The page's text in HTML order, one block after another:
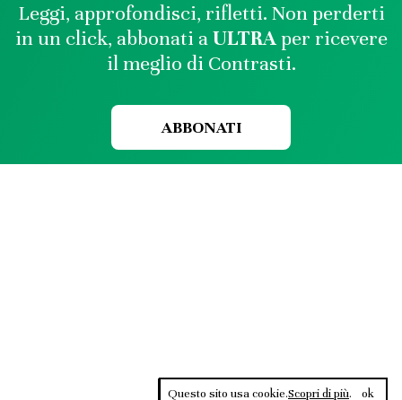
Leggi, approfondisci, rifletti. Non perderti
in un click, abbonati aULTRAper ricevere
il meglio di Contrasti.
ABBONATI
Questo sito usa cookie.Scopri di più. ok